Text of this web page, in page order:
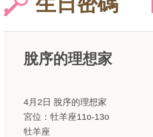
脫序的理想家
4月2日 脫序的理想家
宮位：牡羊座11o-13o
牡羊座